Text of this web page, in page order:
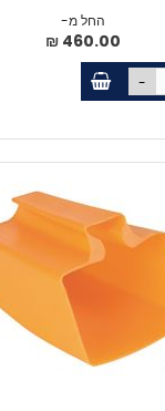
החל מ-
460.00 ₪
-